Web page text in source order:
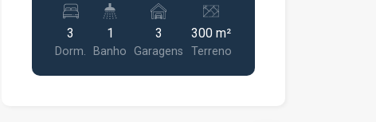
charmosa , no bairro Panorama, em
Jacareí. Um dos bairros mais
arborizados da cidade, com ótima
localização e perto de tudo o que você
3
Dorm.
1
Banho
3
Garagens
300 m²
Terreno